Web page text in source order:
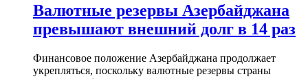
Валютные резервы Азербайджана
превышают внешний долг в 14 раз
Финансовое положение Азербайджана продолжает
укрепляться, поскольку валютные резервы страны